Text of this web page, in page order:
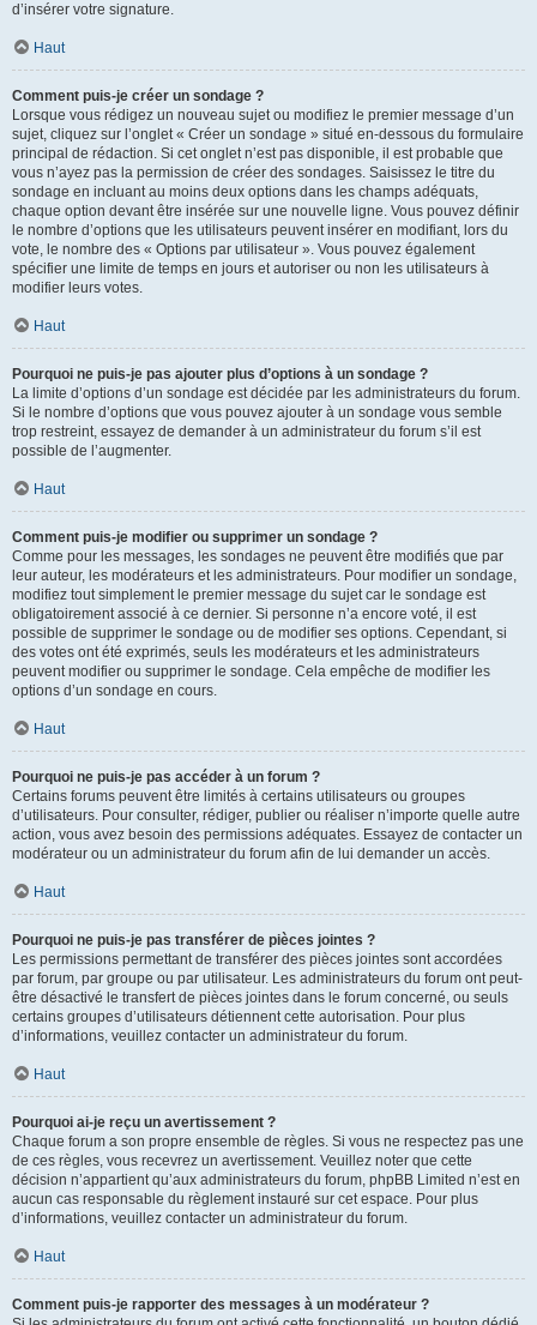
d’insérer votre signature.
Haut
Comment puis-je créer un sondage ?
Lorsque vous rédigez un nouveau sujet ou modifiez le premier message d’un
sujet, cliquez sur l’onglet « Créer un sondage » situé en-dessous du formulaire
principal de rédaction. Si cet onglet n’est pas disponible, il est probable que
vous n’ayez pas la permission de créer des sondages. Saisissez le titre du
sondage en incluant au moins deux options dans les champs adéquats,
chaque option devant être insérée sur une nouvelle ligne. Vous pouvez définir
le nombre d’options que les utilisateurs peuvent insérer en modifiant, lors du
vote, le nombre des « Options par utilisateur ». Vous pouvez également
spécifier une limite de temps en jours et autoriser ou non les utilisateurs à
modifier leurs votes.
Haut
Pourquoi ne puis-je pas ajouter plus d’options à un sondage ?
La limite d’options d’un sondage est décidée par les administrateurs du forum.
Si le nombre d’options que vous pouvez ajouter à un sondage vous semble
trop restreint, essayez de demander à un administrateur du forum s’il est
possible de l’augmenter.
Haut
Comment puis-je modifier ou supprimer un sondage ?
Comme pour les messages, les sondages ne peuvent être modifiés que par
leur auteur, les modérateurs et les administrateurs. Pour modifier un sondage,
modifiez tout simplement le premier message du sujet car le sondage est
obligatoirement associé à ce dernier. Si personne n’a encore voté, il est
possible de supprimer le sondage ou de modifier ses options. Cependant, si
des votes ont été exprimés, seuls les modérateurs et les administrateurs
peuvent modifier ou supprimer le sondage. Cela empêche de modifier les
options d’un sondage en cours.
Haut
Pourquoi ne puis-je pas accéder à un forum ?
Certains forums peuvent être limités à certains utilisateurs ou groupes
d’utilisateurs. Pour consulter, rédiger, publier ou réaliser n’importe quelle autre
action, vous avez besoin des permissions adéquates. Essayez de contacter un
modérateur ou un administrateur du forum afin de lui demander un accès.
Haut
Pourquoi ne puis-je pas transférer de pièces jointes ?
Les permissions permettant de transférer des pièces jointes sont accordées
par forum, par groupe ou par utilisateur. Les administrateurs du forum ont peut-
être désactivé le transfert de pièces jointes dans le forum concerné, ou seuls
certains groupes d’utilisateurs détiennent cette autorisation. Pour plus
d’informations, veuillez contacter un administrateur du forum.
Haut
Pourquoi ai-je reçu un avertissement ?
Chaque forum a son propre ensemble de règles. Si vous ne respectez pas une
de ces règles, vous recevrez un avertissement. Veuillez noter que cette
décision n’appartient qu’aux administrateurs du forum, phpBB Limited n’est en
aucun cas responsable du règlement instauré sur cet espace. Pour plus
d’informations, veuillez contacter un administrateur du forum.
Haut
Comment puis-je rapporter des messages à un modérateur ?